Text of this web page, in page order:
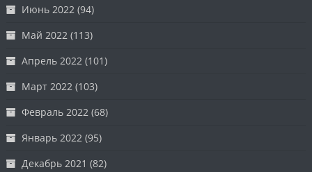
Июнь 2022 (94)
Май 2022 (113)
Апрель 2022 (101)
Март 2022 (103)
Февраль 2022 (68)
Январь 2022 (95)
Декабрь 2021 (82)